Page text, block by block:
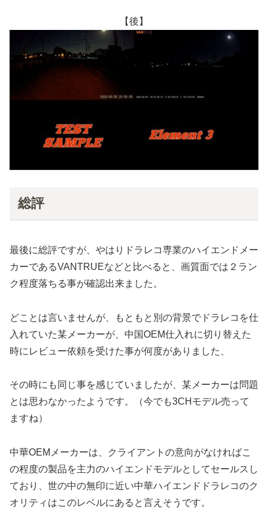
【後】
総評
最後に総評ですが、やはりドラレコ専業のハイエンドメー
カーであるVANTRUEなどと比べると、画質面では２ラン
ク程度落ちる事が確認出来ました。
どことは言いませんが、もともと別の背景でドラレコを仕
入れていた某メーカーが、中国OEM仕入れに切り替えた
時にレビュー依頼を受けた事が何度がありました、
その時にも同じ事を感じていましたが、某メーカーは問題
とは思わなかったようです。（今でも3CHモデル売って
ますね）
中華OEMメーカーは、クライアントの意向がなければこ
の程度の製品を主力のハイエンドモデルとしてセールスし
ており、世の中の無印に近い中華ハイエンドドラレコのク
オリティはこのレベルにあると言えそうです。